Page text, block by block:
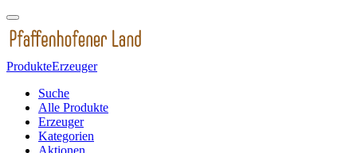
ProdukteErzeuger
Suche
Alle Produkte
Erzeuger
Kategorien
Aktionen